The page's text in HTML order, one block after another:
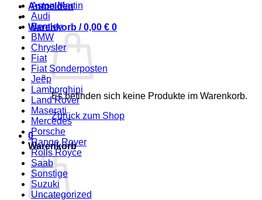
Anmelden
Warenkorb /0,00 € 0
Es befinden sich keine Produkte im Warenkorb.
Zurück zum Shop
0
Warenkorb
Aston Martin
Audi
Bentley
BMW
Chrysler
Fiat
Fiat Sonderposten
Jeep
Lamborghini
Land Rover
Maserati
Mercedes
Porsche
Range Rover
Rolls Royce
Saab
Sonstige
Suzuki
Uncategorized